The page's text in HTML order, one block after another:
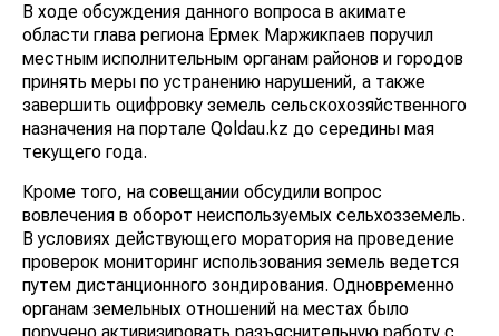
В ходе обсуждения данного вопроса в акимате
области глава региона Ермек Маржикпаев поручил
местным исполнительным органам районов и городов
принять меры по устранению нарушений, а также
завершить оцифровку земель сельскохозяйственного
назначения на портале Qoldau.kz до середины мая
текущего года.
Кроме того, на совещании обсудили вопрос
вовлечения в оборот неиспользуемых сельхозземель.
В условиях действующего моратория на проведение
проверок мониторинг использования земель ведется
путем дистанционного зондирования. Одновременно
органам земельных отношений на местах было